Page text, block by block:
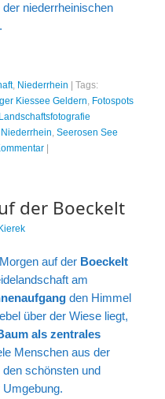
niederrheinischen
, Niederrhein
Tags:
Kiessee Geldern, Fotospots
Landschaftsfotografie
, Seerosen See
der Boeckelt
Kierek
auf der Boeckelt
am
den Himmel
über der Wiese liegt,
als zentrales
Menschen aus der
schönsten und